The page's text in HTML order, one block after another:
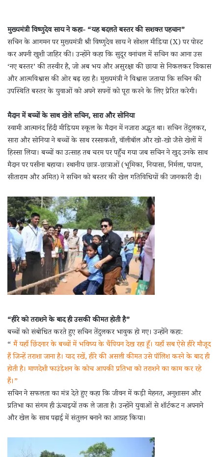
मुख्यमंत्री विष्णुदेव साय ने कहा- “यह बदलते बस्तर की सशक्त पहचान”
सचिन के आगमन पर मुख्यमंत्री श्री विष्णुदेव साय ने सोशल मीडिया (X) पर पोस्ट
कर अपनी खुशी जाहिर की। उन्होंने कहा कि सुदूर वनांचल में सचिन का आना उस
‘नए बस्तर’ की तस्वीर है, जो अब भय और असुरक्षा की छाया से निकलकर विकास
और आत्मविश्वास की ओर बढ़ रहा है। मुख्यमंत्री ने विश्वास जताया कि सचिन की
उपस्थिति बस्तर के युवाओं को अपने सपनों को पूरा करने के लिए प्रेरित करेगी।
मैदान में बच्चों के साथ खेले सचिन, सारा और सोनिया
स्वामी आत्मानंद हिंदी मीडियम स्कूल के मैदान में नजारा अद्भुत था। सचिन तेंदुलकर,
सारा और सोनिया ने बच्चों के साथ रस्साकशी, वॉलीबॉल और खो-खो जैसे खेलों में
हिस्सा लिया। बच्चों का उत्साह तब चरम पर पहुँच गया जब सचिन ने खुद उनके साथ
मैदान पर पसीना बहाया। स्थानीय छात्र-छात्राओं (भूमिका, नियासा, निर्मला, पायल,
सीताराम और अमित) ने सचिन को बस्तर की खेल गतिविधियों की जानकारी दी।
“हीरे को तराशने के बाद ही उसकी कीमत होती है”
बच्चों को संबोधित करते हुए सचिन तेंदुलकर भावुक हो गए। उन्होंने कहा:
“ मैं यहाँ छिंदनार के बच्चों में भविष्य के चैंपियन देख रहा हूँ। यहाँ सब ऐसे हीरे मौजूद
हैं जिन्हें तराशा जाना है। याद रखें, हीरे की असली कीमत उसे पॉलिश करने के बाद ही
होती है। माणदेशी फाउंडेशन के कोच आपकी प्रतिभा को तराशने का काम कर रहे
हैं।”
सचिन ने सफलता का मंत्र देते हुए कहा कि जीवन में कड़ी मेहनत, अनुशासन और
प्रतिभा का संगम ही ऊंचाइयों तक ले जाता है। उन्होंने युवाओं से शॉर्टकट न अपनाने
और खेल के साथ पढ़ाई में संतुलन बनाने का आग्रह किया।